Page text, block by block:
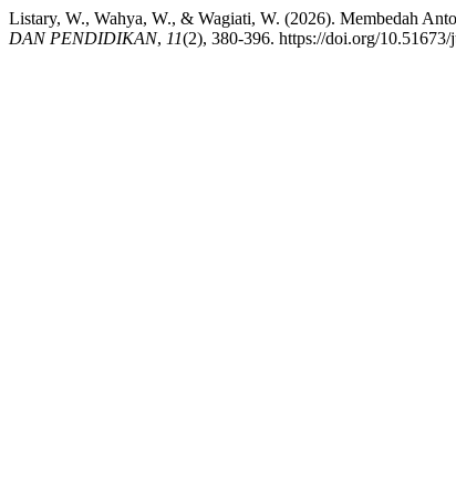
Listary, W., Wahya, W., & Wagiati, W. (2026). Membedah
DAN PENDIDIKAN, 11(2), 380-396. https://doi.org/